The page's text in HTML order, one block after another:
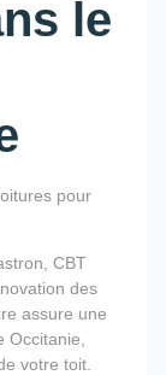
le
pour
CBT
des
assure une
votre toit.